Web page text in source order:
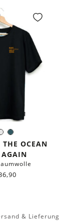
WeißDunkles
PetrolOCEAN
AGAIN
& Lieferung